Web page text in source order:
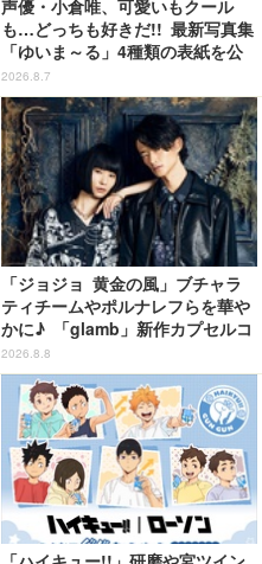
声優・小倉唯、可愛いもクール
も…どっちも好きだ!! 最新写真集
「ゆいま～る」4種類の表紙を公
開！「成長した私の姿を楽しんで
いただけたら」
2026.8.7
「ジョジョ 黄金の風」ブチャラ
ティチームやポルナレフらを華や
かに♪ 「glamb」新作カプセルコ
レクション登場
2026.8.8